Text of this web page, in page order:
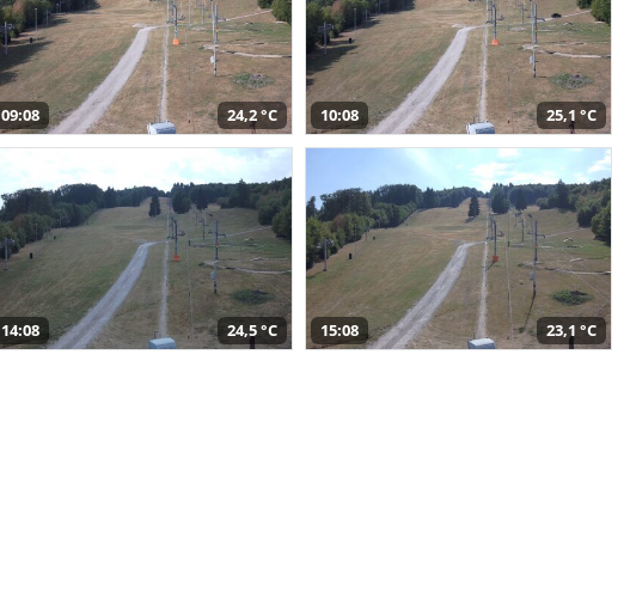
09:08 24,2 °C 10:08 25,1 °C
14:08 24,5 °C 15:08 23,1 °C